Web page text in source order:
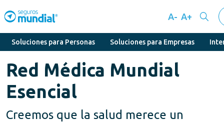
A- A+
Soluciones para Personas Soluciones para Empresas
Red Médica Mundial
Esencial
Creemos que la salud merece un